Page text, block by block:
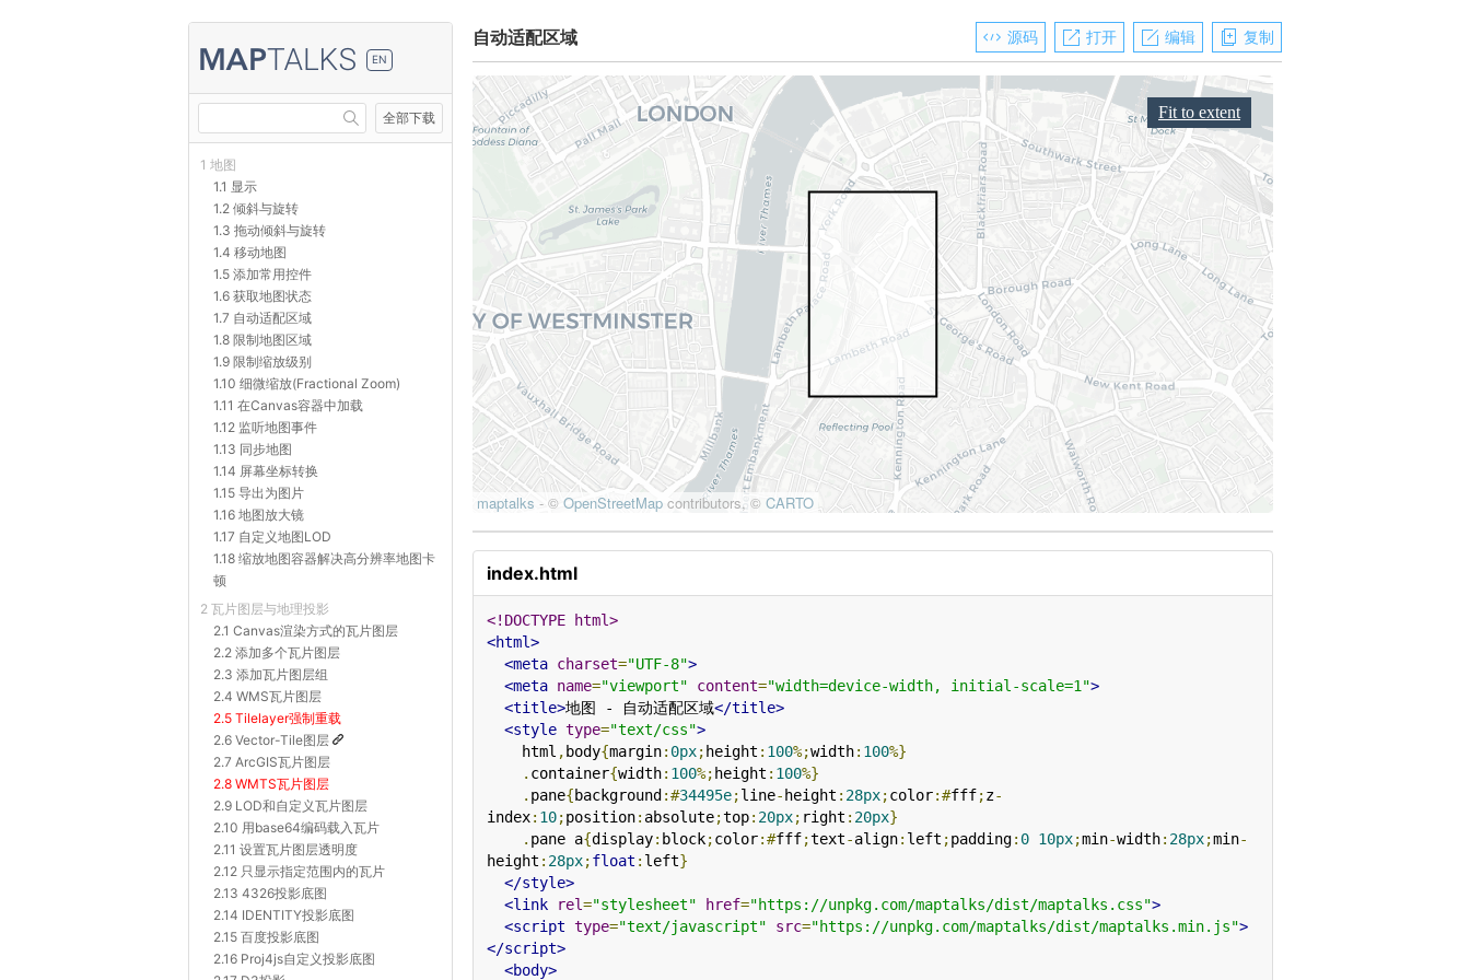
EN
全部下载
1 地图
1.1 显示
1.2 倾斜与旋转
1.3 拖动倾斜与旋转
1.4 移动地图
1.5 添加常用控件
1.6 获取地图状态
1.7 自动适配区域
1.8 限制地图区域
1.9 限制缩放级别
1.10 细微缩放(Fractional Zoom)
1.11 在Canvas容器中加载
1.12 监听地图事件
1.13 同步地图
1.14 屏幕坐标转换
1.15 导出为图片
1.16 地图放大镜
1.17 自定义地图LOD
1.18 缩放地图容器解决高分辨率地图卡
顿
2 瓦片图层与地理投影
2.1 Canvas渲染方式的瓦片图层
2.2 添加多个瓦片图层
2.3 添加瓦片图层组
2.4 WMS瓦片图层
2.5 Tilelayer强制重载
2.6 Vector-Tile图层
2.7 ArcGIS瓦片图层
2.8 WMTS瓦片图层
2.9 LOD和自定义瓦片图层
2.10 用base64编码载入瓦片
2.11 设置瓦片图层透明度
2.12 只显示指定范围内的瓦片
2.13 4326投影底图
2.14 IDENTITY投影底图
2.15 百度投影底图
2.16 Proj4js自定义投影底图
自动适配区域 源码 打开 编辑 复制
index.html
<!DOCTYPE html>
<html>
<meta charset="UTF-8">
<meta name="viewport" content="width=device-width, initial-scale=1">
<title>地图 - 自动适配区域</title>
<style type="text/css">
    html
, body{margin: 0px; height : 100%;width: 100%}
. container{width: 100%; height : 100%}
. pane{background :#34495e;line- height : 28px;color:#fff;z-
index: 10;position: absolute;top: 20px; right : 20px}
. pane a{display: block;color:#fff;text-align: left ;padding: 0 10px;min-width: 28px;min-
height : 28px;float : left}
</style>
<link
rel="stylesheet" href="https://unpkg.com/maptalks/dist/maptalks.css">
<script type="text/javascript" src="https://unpkg.com/maptalks/dist/maptalks.min.js">
</script>
<body>